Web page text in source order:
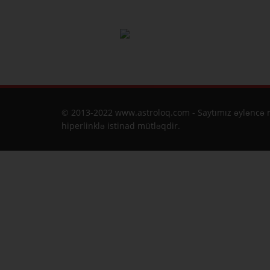
© 2013-2022 www.astroloq.com - Saytımız əyləncə
hiperlinklə istinad mütləqdir.